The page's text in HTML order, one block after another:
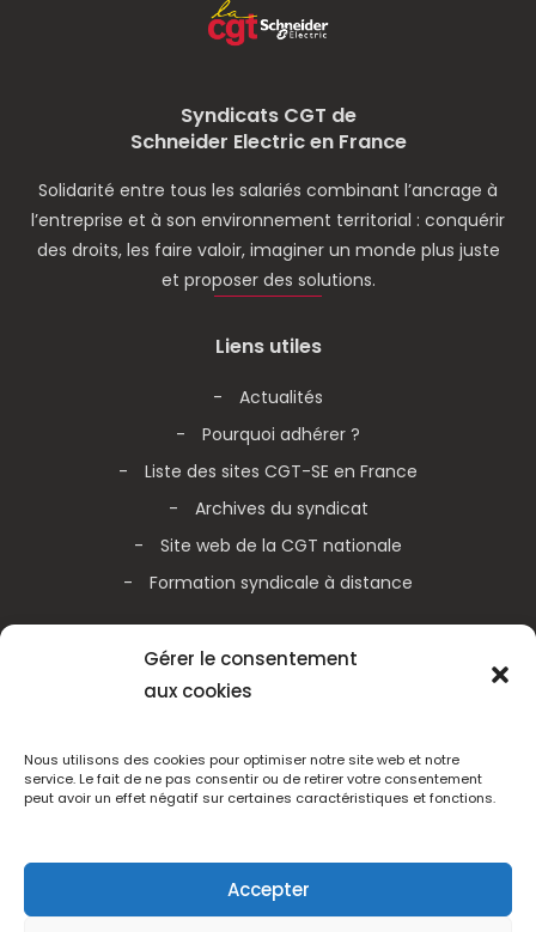
Gérer le consentement
aux cookies
Nous utilisons des cookies pour optimiser notre site web et notre
service. Le fait de ne pas consentir ou de retirer votre consentement
peut avoir un effet négatif sur certaines caractéristiques et fonctions.
Accepter
Syndicats CGT de
Schneider Electric en France
Solidarité entre tous les salariés combinant l’ancrage à
l’entreprise et à son environnement territorial : conquérir
des droits, les faire valoir, imaginer un monde plus juste
et proposer des solutions.
Liens utiles
Actualités
Pourquoi adhérer ?
Liste des sites CGT-SE en France
Archives du syndicat
Site web de la CGT nationale
Formation syndicale à distance
Galerie vidéos
Actualités de la CGT nationale
Actualités de la CGT Métallurgie